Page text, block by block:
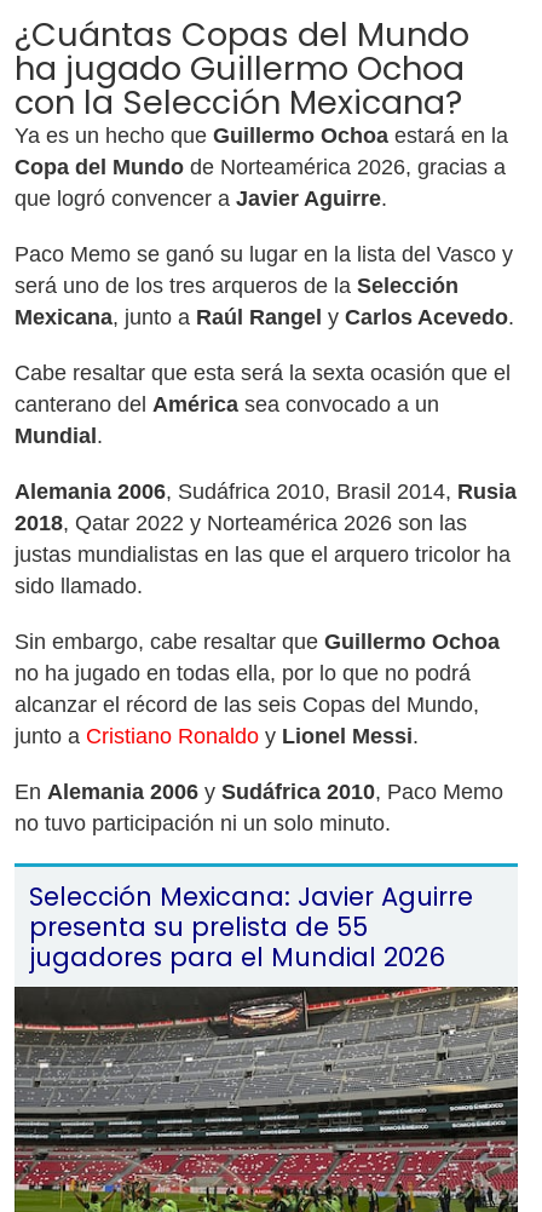
¿Cuántas Copas del Mundo
ha jugado Guillermo Ochoa
con la Selección Mexicana?
Ya es un hecho que Guillermo Ochoa estará en la
Copa del Mundo de Norteamérica 2026, gracias a
que logró convencer a Javier Aguirre.
Paco Memo se ganó su lugar en la lista del Vasco y
será uno de los tres arqueros de la Selección
Mexicana, junto a Raúl Rangel y Carlos Acevedo.
Cabe resaltar que esta será la sexta ocasión que el
canterano del América sea convocado a un
Mundial .
Alemania 2006, Sudáfrica 2010, Brasil 2014, Rusia
2018, Qatar 2022 y Norteamérica 2026 son las
justas mundialistas en las que el arquero tricolor ha
sido llamado.
Sin embargo, cabe resaltar que Guillermo Ochoa
no ha jugado en todas ella, por lo que no podrá
alcanzar el récord de las seis Copas del Mundo,
junto a Cristiano Ronaldo y Lionel Messi.
En Alemania 2006 y Sudáfrica 2010, Paco Memo
no tuvo participación ni un solo minuto.
Selección Mexicana: Javier Aguirre
presenta su prelista de 55
jugadores para el Mundial 2026